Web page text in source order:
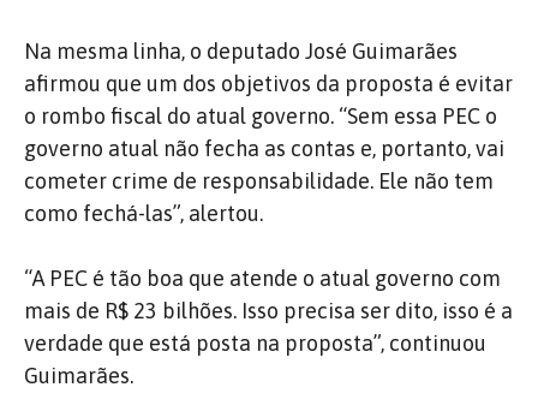
Na mesma linha, o deputado José Guimarães
afirmou que um dos objetivos da proposta é evitar
o rombo fiscal do atual governo. “Sem essa PEC o
governo atual não fecha as contas e, portanto, vai
cometer crime de responsabilidade. Ele não tem
como fechá-las”, alertou.
“A PEC é tão boa que atende o atual governo com
mais de R$ 23 bilhões. Isso precisa ser dito, isso é a
verdade que está posta na proposta”, continuou
Guimarães.